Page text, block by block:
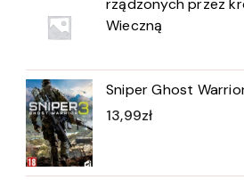
rządzonych przez
Wieczną
Sniper Ghost
13,99zł